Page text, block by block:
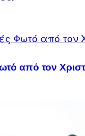
από τον